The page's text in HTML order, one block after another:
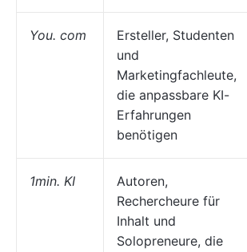
You. com
Ersteller, Studenten
und
Marketingfachleute,
die anpassbare KI-
Erfahrungen
benötigen
1min. KI
Autoren,
Rechercheure für
Inhalt und
Solopreneure, die